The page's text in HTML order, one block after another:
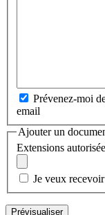
Prévenez-moi
email
Ajouter un
Extensions
Je veux